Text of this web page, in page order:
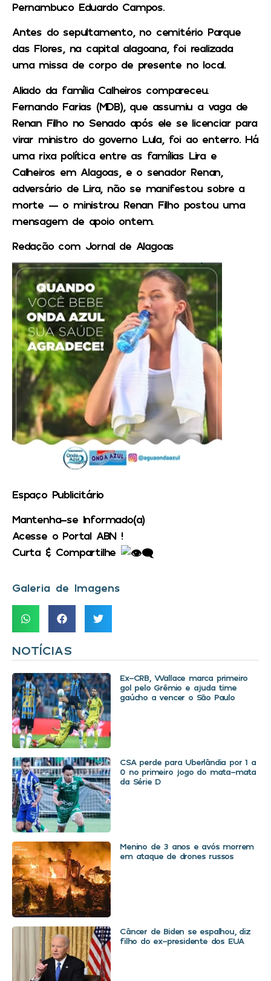
Pernambuco Eduardo Campos.
Antes do sepultamento, no cemitério Parque
das Flores, na capital alagoana, foi realizada
uma missa de corpo de presente no local.
Aliado da família Calheiros compareceu.
Fernando Farias (MDB), que assumiu a vaga de
Renan Filho no Senado após ele se licenciar para
virar ministro do governo Lula, foi ao enterro. Há
uma rixa política entre as famílias Lira e
Calheiros em Alagoas, e o senador Renan,
adversário de Lira, não se manifestou sobre a
morte — o ministrou Renan Filho postou uma
mensagem de apoio ontem.
Redação com Jornal de Alagoas
Espaço Publicitário
Mantenha-se Informado(a)
Acesse o Portal ABN !
Curta & Compartilhe
Galeria de Imagens
NOTÍCIAS
Ex-CRB, Wallace marca primeiro
gol pelo Grêmio e ajuda time
gaúcho a vencer o São Paulo
CSA perde para Uberlândia por 1 a
0 no primeiro jogo do mata-mata
da Série D
Menino de 3 anos e avós morrem
em ataque de drones russos
Câncer de Biden se espalhou, diz
filho do ex-presidente dos EUA